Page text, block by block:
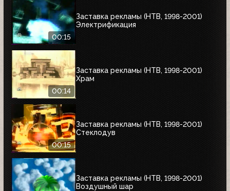
00:15
Заставка рекламы (НТВ, 1998-2001)
Электрификация
00:14
Заставка рекламы (НТВ, 1998-2001)
Храм
00:15
Заставка рекламы (НТВ, 1998-2001)
Стеклодув
Заставка рекламы (НТВ, 1998-2001)
Воздушный шар